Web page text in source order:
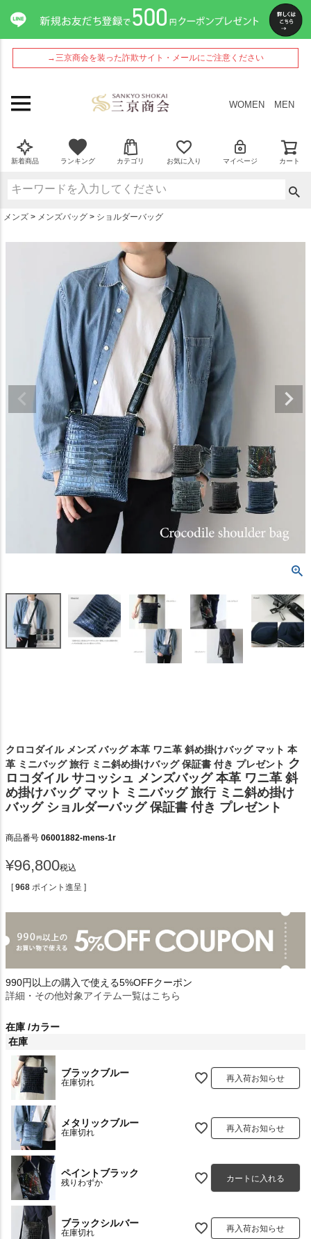
→三京商会を装った詐欺サイト・メールにご注意ください
WOMEN MEN
新着商品 ランキング カテゴリ お気に入り マイページ カート
メンズ メンズバッグ ショルダーバッグ
クロコダイル メンズ バッグ 本革 ワニ革 斜め掛けバッグ マット 本
革 ミニバッグ 旅行 ミニ斜め掛けバッグ 保証書 付き プレゼント ク
ロコダイル サコッシュ メンズバッグ 本革 ワニ革 斜
め掛けバッグ マット ミニバッグ 旅行 ミニ斜め掛け
バッグ ショルダーバッグ 保証書 付き プレゼント
商品番号 06001882-mens-1r
¥96,800税込
[ 968 ポイント進呈 ]
990円以上の購入で使える5%OFFクーポン
詳細・その他対象アイテム一覧はこちら
在庫 カラー
在庫
ブラックブルー
在庫切れ 再入荷お知らせ
メタリックブルー
在庫切れ 再入荷お知らせ
ペイントブラック
残りわずか カートに入れる
ブラックシルバー
在庫切れ 再入荷お知らせ
ペー
ジト
ップ
へ